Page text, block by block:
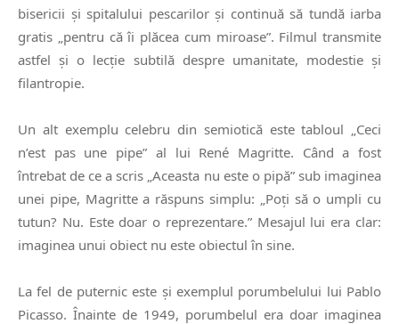
bisericii și spitalului pescarilor și continuă să tundă iarba
gratis „pentru că îi plăcea cum miroase”. Filmul transmite
astfel și o lecție subtilă despre umanitate, modestie și
filantropie.
Un alt exemplu celebru din semiotică este tabloul „Ceci
n’est pas une pipe” al lui René Magritte. Când a fost
întrebat de ce a scris „Aceasta nu este o pipă” sub imaginea
unei pipe, Magritte a răspuns simplu: „Poți să o umpli cu
tutun? Nu. Este doar o reprezentare.” Mesajul lui era clar:
imaginea unui obiect nu este obiectul în sine.
La fel de puternic este și exemplul porumbelului lui Pablo
Picasso. Înainte de 1949, porumbelul era doar imaginea